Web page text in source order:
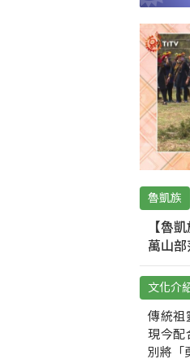
魯凱族
【魯
萬山
文化介
傳統祖
現今配
別將「